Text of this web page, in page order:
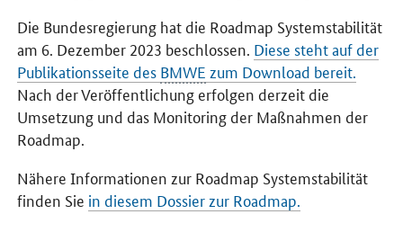
Die Bundesregierung hat die Roadmap Systemstabilität
am 6. Dezember 2023 beschlossen. Diese steht auf der
Publikationsseite des BMWE zum Download bereit.
Nach der Veröffentlichung erfolgen derzeit die
Umsetzung und das Monitoring der Maßnahmen der
Roadmap.
Nähere Informationen zur Roadmap Systemstabilität
finden Sie in diesem Dossier zur Roadmap.